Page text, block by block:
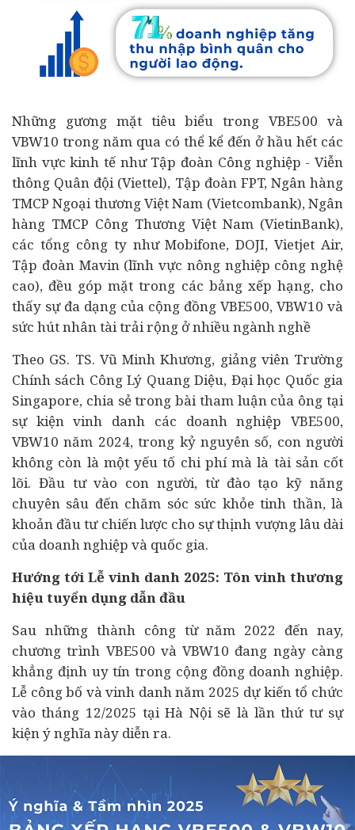
Những gương mặt tiêu biểu trong VBE500 và
VBW10 trong năm qua có thể kể đến ở hầu hết các
lĩnh vực kinh tế như Tập đoàn Công nghiệp - Viễn
thông Quân đội (Viettel), Tập đoàn FPT, Ngân hàng
TMCP Ngoại thương Việt Nam (Vietcombank), Ngân
hàng TMCP Công Thương Việt Nam (VietinBank),
các tổng công ty như Mobifone, DOJI, Vietjet Air,
Tập đoàn Mavin (lĩnh vực nông nghiệp công nghệ
cao), đều góp mặt trong các bảng xếp hạng, cho
thấy sự đa dạng của cộng đồng VBE500, VBW10 và
sức hút nhân tài trải rộng ở nhiều ngành nghề
Theo GS. TS. Vũ Minh Khương, giảng viên Trường
Chính sách Công Lý Quang Diệu, Đại học Quốc gia
Singapore, chia sẻ trong bài tham luận của ông tại
sự kiện vinh danh các doanh nghiệp VBE500,
VBW10 năm 2024, trong kỷ nguyên số, con người
không còn là một yếu tố chi phí mà là tài sản cốt
lõi. Đầu tư vào con người, từ đào tạo kỹ năng
chuyên sâu đến chăm sóc sức khỏe tinh thần, là
khoản đầu tư chiến lược cho sự thịnh vượng lâu dài
của doanh nghiệp và quốc gia.
Hướng tới Lễ vinh danh 2025: Tôn vinh thương
hiệu tuyển dụng dẫn đầu
Sau những thành công từ năm 2022 đến nay,
chương trình VBE500 và VBW10 đang ngày càng
khẳng định uy tín trong cộng đồng doanh nghiệp.
Lễ công bố và vinh danh năm 2025 dự kiến tổ chức
vào tháng 12/2025 tại Hà Nội sẽ là lần thứ tư sự
kiện ý nghĩa này diễn ra.